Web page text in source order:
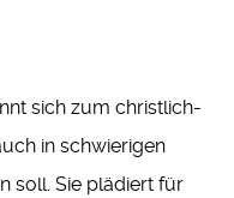
sich zum christlich-
in schwierigen
soll. Sie plädiert für